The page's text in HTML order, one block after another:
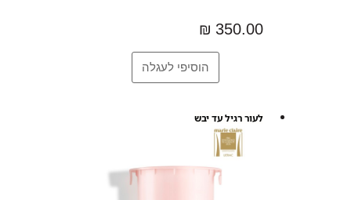
350.00 ₪
לעור רגיל עד יבש